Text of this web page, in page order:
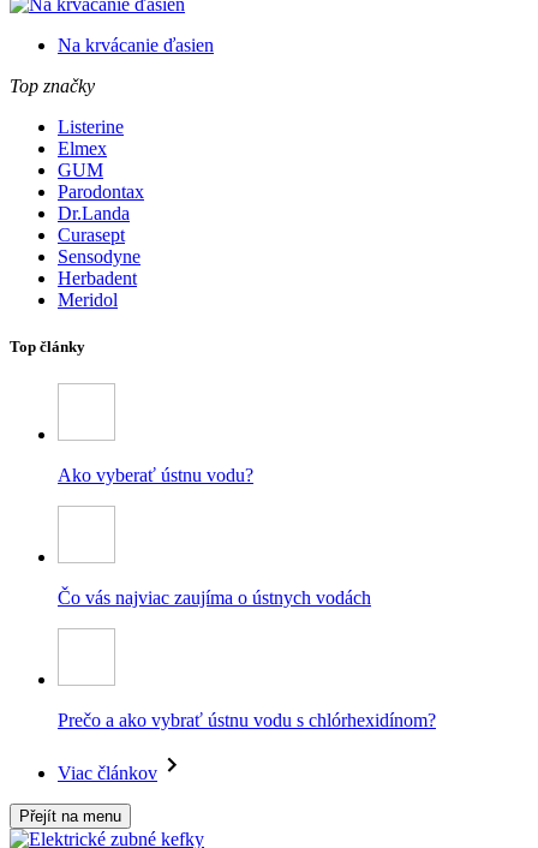
Na krvácanie ďasien
Top značky
Listerine
Elmex
GUM
Parodontax
Dr.Landa
Curasept
Sensodyne
Herbadent
Meridol
Top články
Ako vyberať ústnu vodu?
Čo vás najviac zaujíma o ústnych vodách
Prečo a ako vybrať ústnu vodu s chlórhexidínom?
Viac článkov
Přejít na menu